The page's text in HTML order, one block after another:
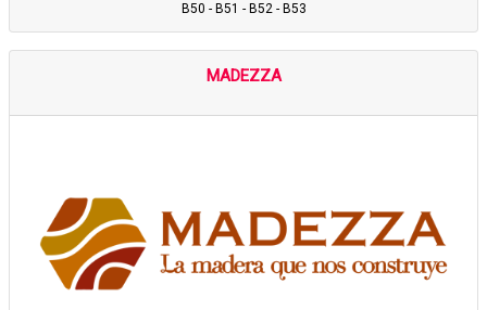
B50 - B51 - B52 - B53
MADEZZA